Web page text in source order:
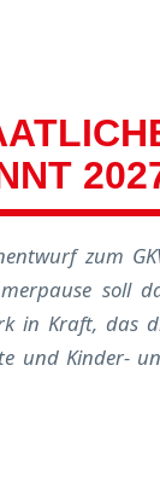
zum
soll
in Kraft, das
und Kinder-